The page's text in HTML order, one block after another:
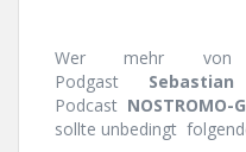
Wer mehr von
Podgast
Podcast NOSTROMO-
sollte unbedingt